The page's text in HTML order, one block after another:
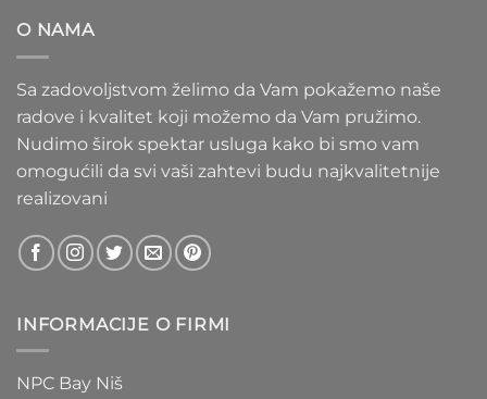
O NAMA
Sa zadovoljstvom želimo da Vam pokažemo naše
radove i kvalitet koji možemo da Vam pružimo.
Nudimo širok spektar usluga kako bi smo vam
omogućili da svi vaši zahtevi budu najkvalitetnije
realizovani
INFORMACIJE O FIRMI
NPC Bay Niš